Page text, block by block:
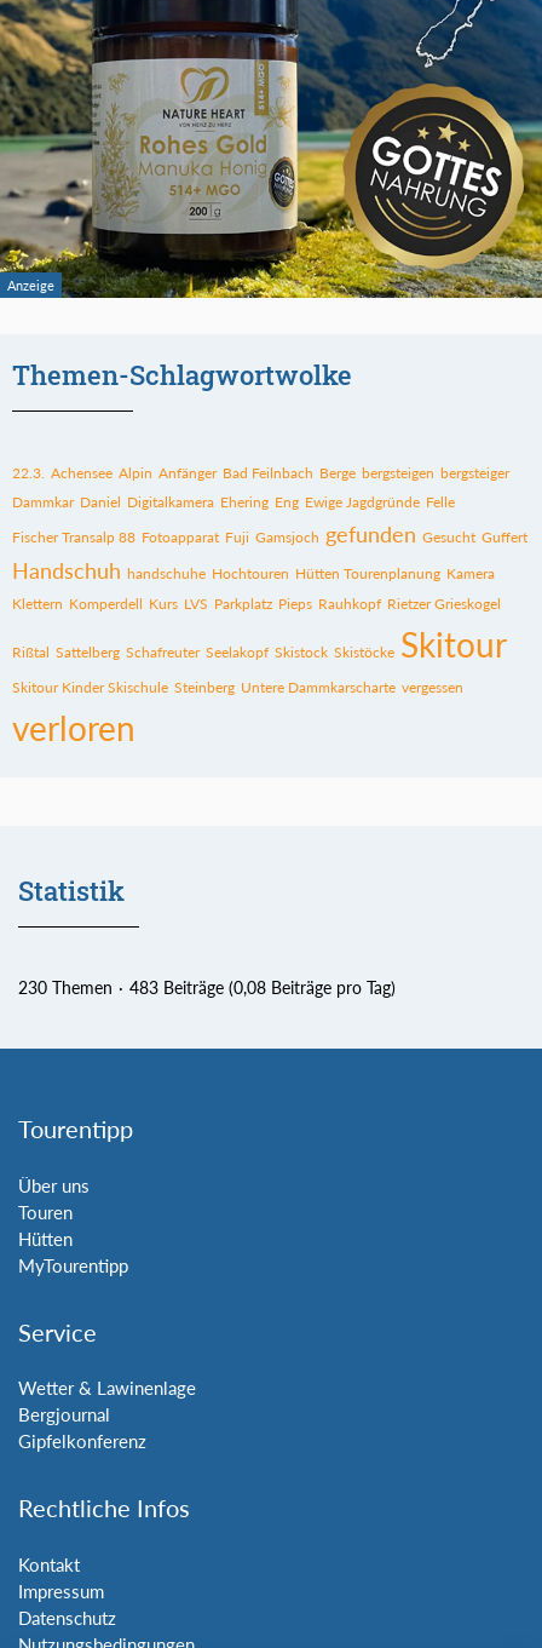
Themen-Schlagwortwolke
22.3. Achensee Alpin Anfänger Bad Feilnbach Berge bergsteigen bergsteiger
Dammkar Daniel Digitalkamera Ehering Eng Ewige Jagdgründe Felle
Fischer Transalp 88 Fotoapparat Fuji Gamsjoch gefunden Gesucht Guffert
Handschuh handschuhe Hochtouren Hütten Tourenplanung Kamera
Klettern Komperdell Kurs LVS Parkplatz Pieps Rauhkopf Rietzer Grieskogel
Rißtal Sattelberg Schafreuter Seelakopf Skistock Skistöcke Skitour
Skitour Kinder Skischule Steinberg Untere Dammkarscharte vergessen
verloren
Statistik
230 Themen 483 Beiträge (0,08 Beiträge pro Tag)
Tourentipp
Über uns
Touren
Hütten
MyTourentipp
Service
Wetter & Lawinenlage
Bergjournal
Gipfelkonferenz
Rechtliche Infos
Kontakt
Impressum
Datenschutz